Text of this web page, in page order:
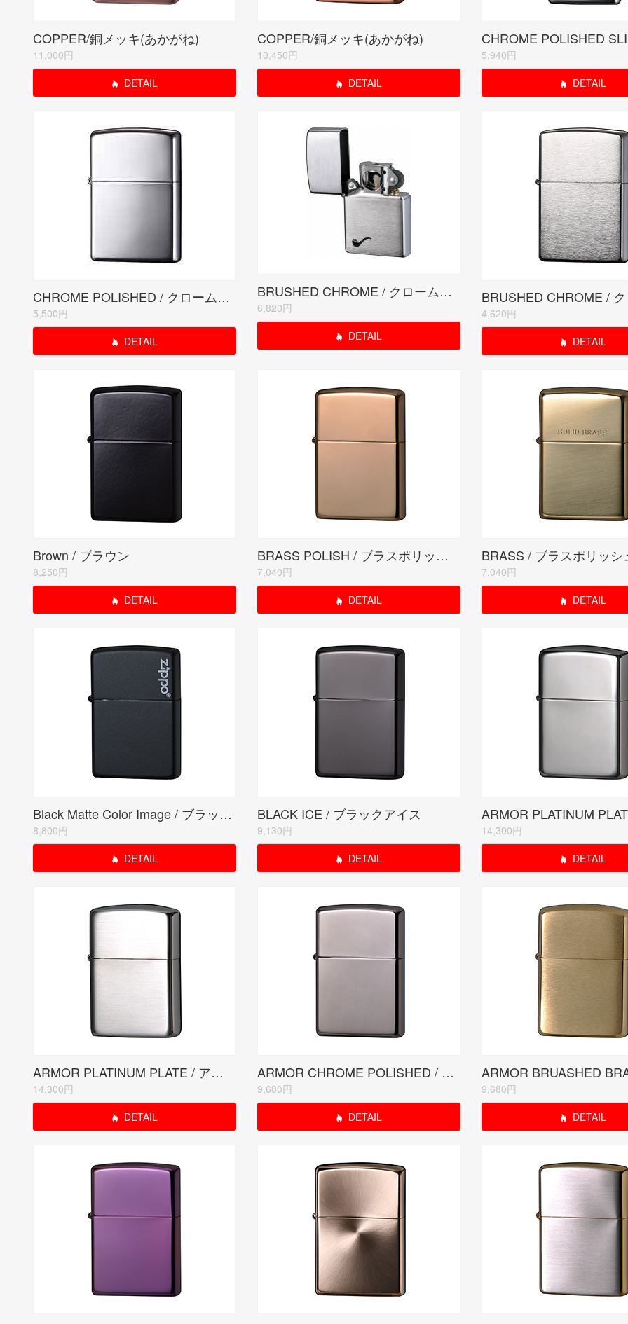
COPPER/銅メッキ(あかがね)
11,000円
DETAIL
COPPER/銅メッキ(あかがね)
10,450円
DETAIL
5,940円
DETAIL
CHROME POLISHED / クロームポリッシュ
5,500円
DETAIL
BRUSHED CHROME / クロームサテーナ
6,820円
DETAIL
4,620円
DETAIL
Brown / ブラウン
8,250円
DETAIL
BRASS POLISH / ブラスポリッシュ
7,040円
DETAIL
BRASS / ブラスポリッシ
7,040円
DETAIL
Black Matte Color Image / ブラックマット(ZIPPO LOGO)
8,800円
DETAIL
BLACK ICE / ブラックアイス
9,130円
DETAIL
14,300円
DETAIL
ARMOR PLATINUM PLATE / アーマー プラチナプレート
14,300円
DETAIL
ARMOR CHROME POLISHED / アーマー クロームポリッシュド
9,680円
DETAIL
9,680円
DETAIL